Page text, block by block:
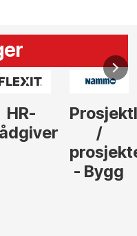
Vi
elektrofagfolk
Anlegg
søker
Elektro